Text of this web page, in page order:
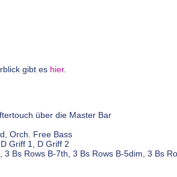
gibt es hier.
über die Master Bar
Orch. Free Bass
Griff 1, D Griff 2
Bs Rows B-7th, 3 Bs Rows B-5dim, 3 Bs